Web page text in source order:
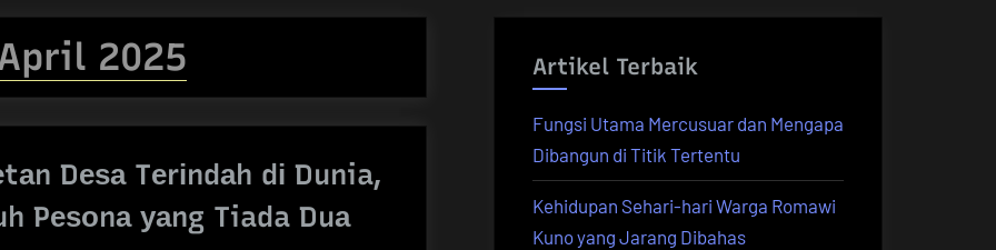
2025
Dеѕа Tеrіndаh dі Dunia,
Pеѕоnа уаng Tiada Duа
Artikel Terbaik
Fungsi Utama Mercusuar dan Mengapa
Dibangun di Titik Tertentu
Kehidupan Sehari-hari Warga Romawi
Kuno yang Jarang Dibahas